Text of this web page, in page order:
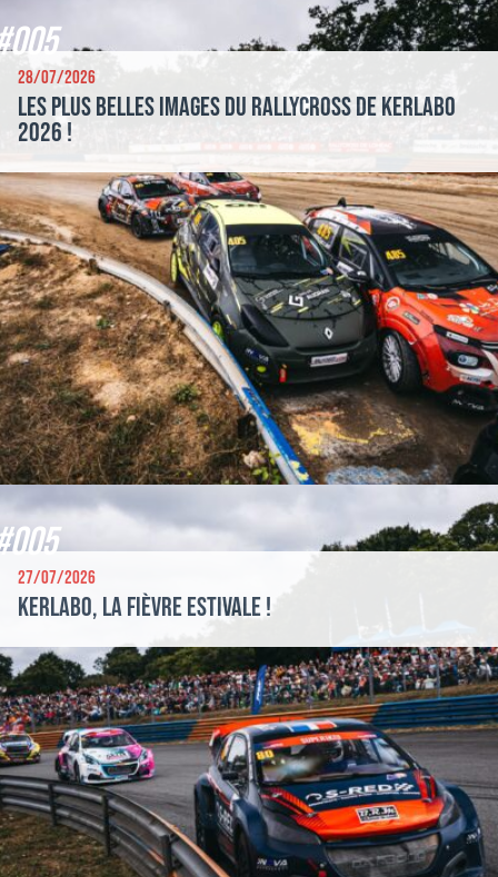
28/07/2026
Les plus belles images du Rallycross de Kerlabo
2026 !
27/07/2026
Kerlabo, la fièvre estivale !